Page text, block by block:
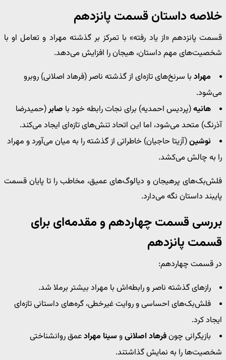
خلاصه داستان قسمت پانزدهم
قسمت پانزدهم «از یاد رفته» با تمرکز بر گذشته مهراد و تعامل او با
شخصیت‌های مهم داستان، هیجان را افزایش می‌دهد.
مهراد با سرنخ‌های تازه‌ای از گذشته ناصر (فرهاد اصلانی) روبرو
می‌شود.
هانیه(پردیس احمدیه) برای نجات رابطه خود با صابر(حمیدرضا
آذرنگ) متحد می‌شود، اما این اتحاد تنش‌های تازه‌ای ایجاد می‌کند.
نوشین(آزیتا حاجیان) خاطراتی از گذشته را به میان می‌آورد و مهراد
را به چالش می‌کشد.
فلش‌بک‌های پرهیجان و دیالوگ‌های عمیق، مخاطب را تا پایان قسمت
پایبند داستان نگه می‌دارد.
بررسی قسمت چهاردهم و مقدمه‌ای برای
قسمت پانزدهم
در قسمت چهاردهم:
رازهای گذشته ناصر و رابطه‌اش با مهراد بیشتر برملا شد.
فلش‌بک‌های احساسی و روایت غیرخطی، گره‌های داستانی تازه‌ای
ایجاد کرد.
بازیگرانی چونفرهاد اصلانیو سینا مهرادعمق روانشناختی
شخصیت‌ها را به نمایش گذاشتند.